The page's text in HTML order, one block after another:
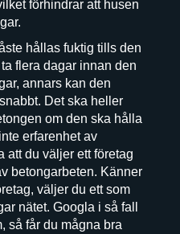
förhindrar att husen
hållas fuktig tills den
flera dagar innan den
annars kan den
Det ska heller
om den ska hålla
erfarenhet av
att du väljer ett företag
betongarbeten. Känner
väljer du ett som
nätet. Googla i så fall
så får du mågna bra